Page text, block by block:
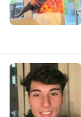
T